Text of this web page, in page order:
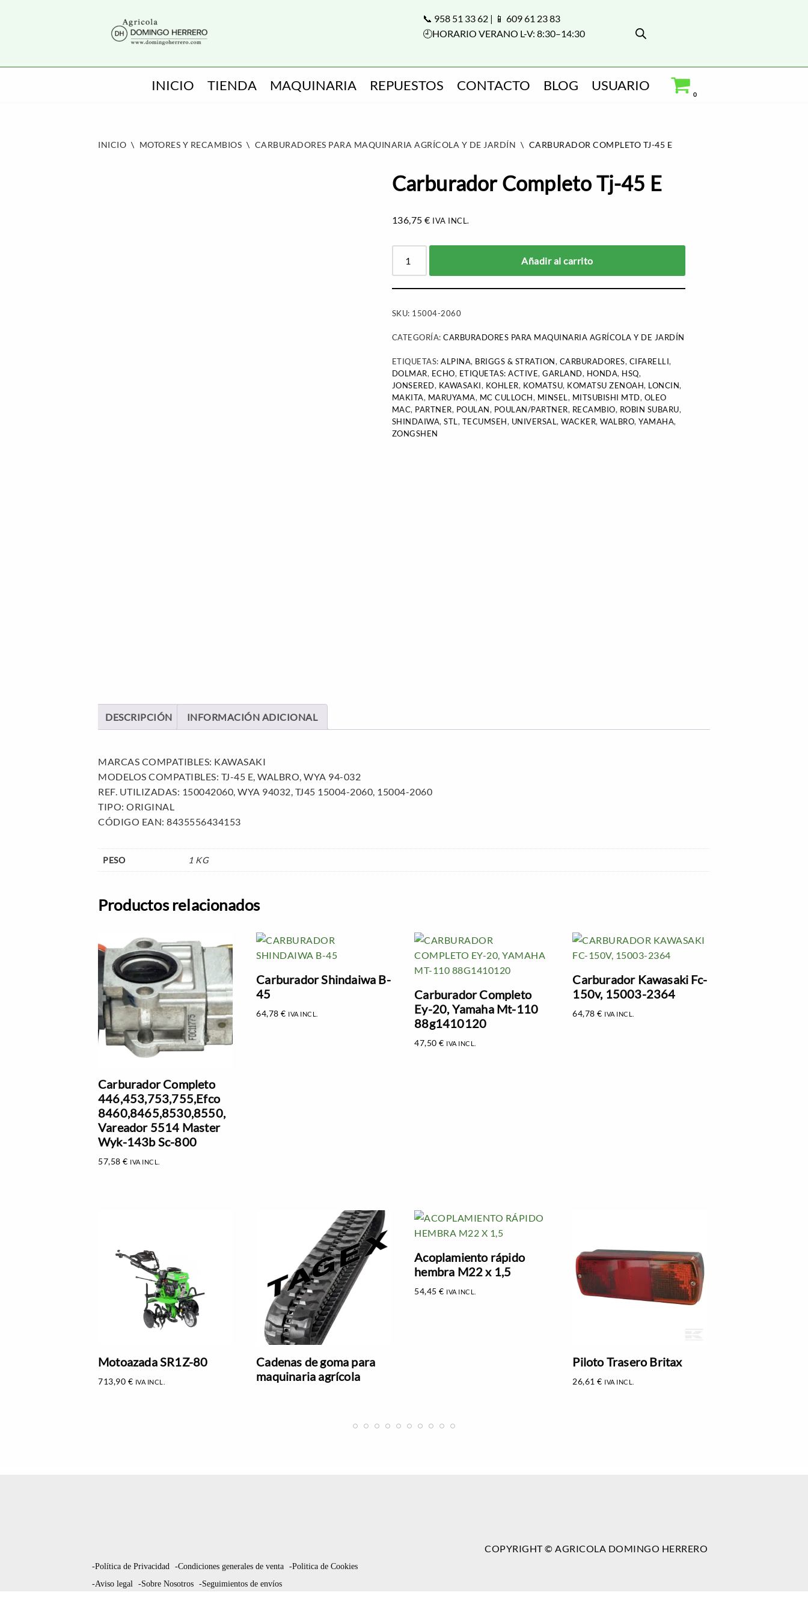
📞 958 51 33 62 | 📱 609 61 23 83
🕘HORARIO VERANO L-V: 8:30–14:30
INICIO TIENDA MAQUINARIA REPUESTOS CONTACTO BLOG USUARIO
0
INICIO \ MOTORES Y RECAMBIOS \ CARBURADORES PARA MAQUINARIA AGRÍCOLA Y DE JARDÍN \ CARBURADOR COMPLETO TJ-45 E
Carburador Completo Tj-45 E
136,75€ IVA INCL.
Añadir al carrito
SKU: 15004-2060
CATEGORÍA:CARBURADORES PARA MAQUINARIA AGRÍCOLA Y DE JARDÍN
ETIQUETAS:ALPINA, BRIGGS & STRATION, CARBURADORES, CIFARELLI,
DOLMAR, ECHO, ETIQUETAS: ACTIVE,GARLAND, HONDA, HSQ,
JONSERED, KAWASAKI, KOHLER, KOMATSU, KOMATSU ZENOAH, LONCIN,
MAKITA, MARUYAMA, MC CULLOCH, MINSEL, MITSUBISHI MTD, OLEO
MAC, PARTNER, POULAN, POULAN/PARTNER, RECAMBIO, ROBIN SUBARU,
SHINDAIWA,STL, TECUMSEH, UNIVERSAL,WACKER,WALBRO,YAMAHA,
ZONGSHEN
DESCRIPCIÓN INFORMACIÓN ADICIONAL
MARCAS COMPATIBLES: KAWASAKI
MODELOS COMPATIBLES: TJ-45 E, WALBRO, WYA 94-032
REF. UTILIZADAS: 150042060, WYA 94032, TJ45 15004-2060, 15004-2060
TIPO: ORIGINAL
CÓDIGO EAN: 8435556434153
PESO 1 KG
Productos relacionados
Carburador Completo
446,453,753,755,Efco
8460,8465,8530,8550,
Vareador 5514 Master
Wyk-143b Sc-800
57,58 € IVA INCL.
Carburador Shindaiwa B-
45
64,78€ IVA INCL.
Carburador Completo
Ey-20, Yamaha Mt-110
88g1410120
47,50€ IVA INCL.
Carburador Kawasaki Fc-
150v, 15003-2364
64,78€ IVA INCL.
Motoazada SR1Z-80
713,90 € IVA INCL.
Cadenas de goma para
maquinaria agrícola
Acoplamiento rápido
hembra M22 x 1,5
54,45€ IVA INCL.
Piloto Trasero Britax
26,61€ IVA INCL.
-Política de Privacidad -Condiciones generales de venta -Politica de Cookies
-Aviso legal -Sobre Nosotros -Seguimientos de envíos
COPYRIGHT © AGRICOLA DOMINGO HERRERO